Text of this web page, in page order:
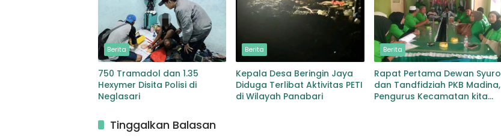
Berita
750 Tramadol dan 1.35
Hexymer Disita Polisi di
Neglasari
Berita
Kepala Desa Beringin Jaya
Diduga Terlibat Aktivitas PETI
di Wilayah Panabari
Berita
Rapat Pertama Dewan Syuro
dan Tandfidziah PKB Madina,
Pengurus Kecamatan kita
Tinggalkan Balasan